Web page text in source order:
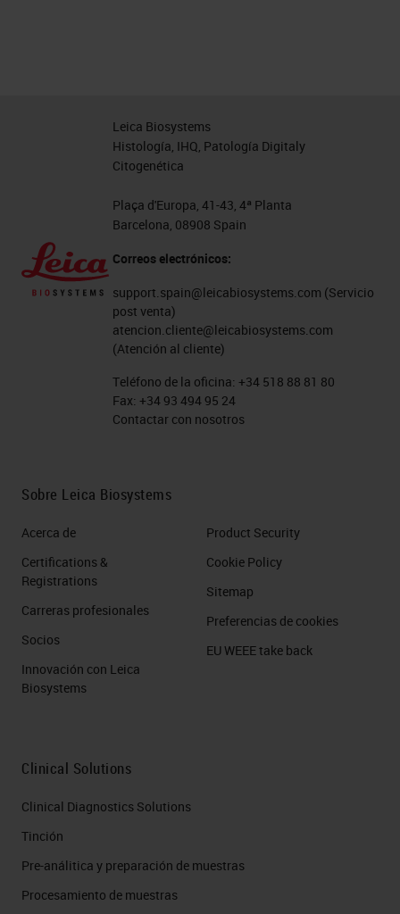
Leica Biosystems
Histología, IHQ, Patología Digitaly
Citogenética
Plaça d'Europa, 41-43, 4ª Planta
Barcelona, 08908 Spain
Correos electrónicos:
support.spain@leicabiosystems.com (Servicio
post venta)
atencion.cliente@leicabiosystems.com
(Atención al cliente)
Teléfono de la oficina: +34 518 88 81 80
Fax: +34 93 494 95 24
Contactar con nosotros
Sobre Leica Biosystems
Acerca de
Certifications &
Registrations
Carreras profesionales
Socios
Innovación con Leica
Biosystems
Product Security
Cookie Policy
Sitemap
Preferencias de cookies
EU WEEE take back
Clinical Solutions
Clinical Diagnostics Solutions
Tinción
Pre-análitica y preparación de muestras
Procesamiento de muestras